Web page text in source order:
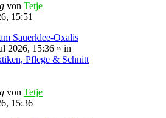
von Tetje
15:51
Sauerklee-Oxalis
2026, 15:36 » in
Pflege & Schnitt
von Tetje
15:36